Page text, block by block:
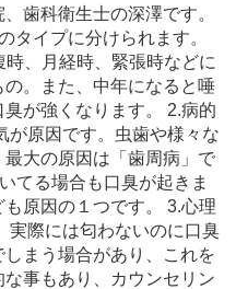
歯科衛生士の深澤です。
タイプに分けられます。
、月経時、緊張時などに
。また、中年になると唾
が強くなります。 2.病的
が原因です。虫歯や様々な
大の原因は「歯周病」で
てる場合も口臭が起きま
原因の１つです。 3.心理
実際には匂わないのに口臭
まう場合があり、これを
な事もあり、カウンセリン